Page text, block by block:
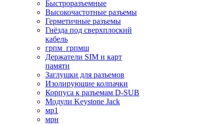
Быстроразъемные
Высокочастотные разъемы
Герметичные разъемы
Гнёзда под сверхплоский
кабель
грпм_грпмш
Держатели SIM и карт
памяти
Заглушки для разъемов
Изолирующие колпачки
Корпуса к разъемам D-SUB
Модули Keystone Jack
мр1
мрн